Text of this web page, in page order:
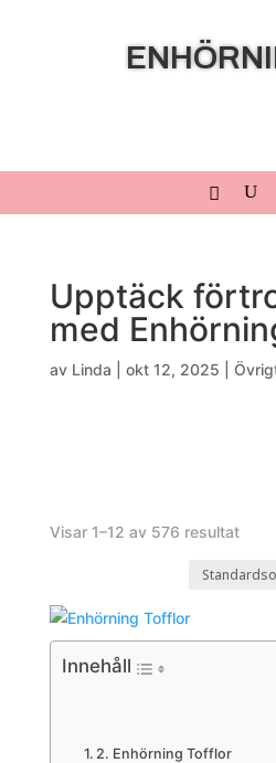
Upptäck
med
av Linda okt 12, 2025
Visar 1–12 av 576 resultat
Innehåll
Enhörning Tofflor